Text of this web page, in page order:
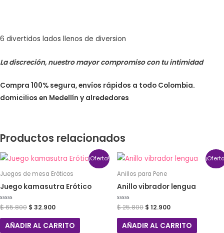
6 divertidos lados llenos de diversion
La discreción, nuestro mayor compromiso con tu intimidad
Compra 100% segura, envíos rápidos a todo Colombia.
domicilios en Medellín y alrededores
Productos relacionados
¡Oferta!
Juegos de mesa Eróticos
Juego kamasutra Erótico
Valorado
con
0
$65.800 $ 32.900
AÑADIR AL CARRITO
Anillos para Pene
Anillo vibrador lengua
Valorado
con
0
$25.800 $ 12.900
AÑADIR AL CARRITO